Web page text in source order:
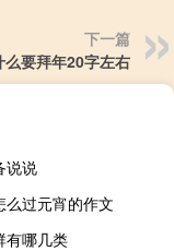
下一篇
么要拜年20字左右
说说
么过元宵的作文
有哪几类